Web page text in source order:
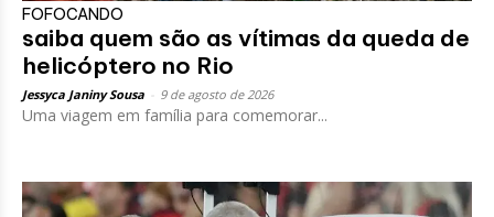
FOFOCANDO
saiba quem são as vítimas da queda de
helicóptero no Rio
Jessyca Janiny Sousa 9 de agosto de 2026
Uma viagem em família para comemorar...